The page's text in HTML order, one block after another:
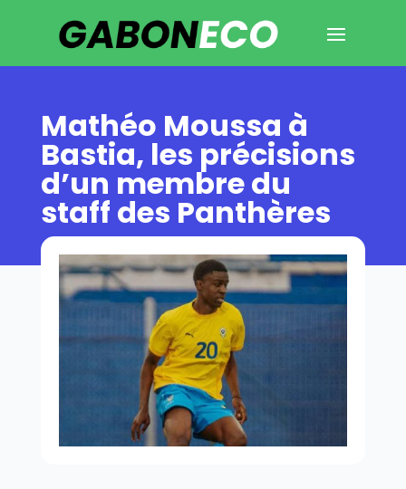
Mathéo Moussa à
Bastia, les précisions
d’un membre du
staff des Panthères